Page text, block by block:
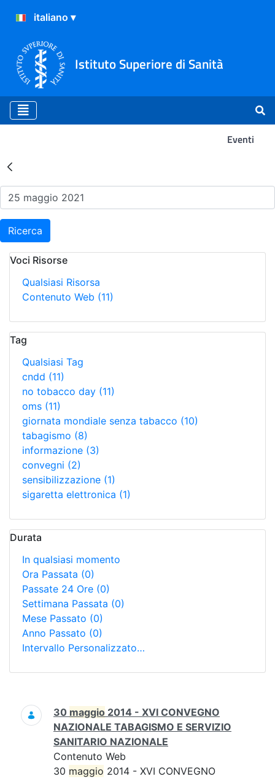
Istituto Superiore di Sanità
Eventi
Risultati della Ricerca -
Ricerca
Voci Risorse
Qualsiasi Risorsa
Contenuto Web (11)
Tag
Qualsiasi Tag
cndd (11)
no tobacco day (11)
oms (11)
giornata mondiale senza tabacco (10)
tabagismo (8)
informazione (3)
convegni (2)
sensibilizzazione (1)
sigaretta elettronica (1)
Durata
In qualsiasi momento
Ora Passata (0)
Passate 24 Ore (0)
Settimana Passata (0)
Mese Passato (0)
Anno Passato (0)
Intervallo Personalizzato…
Ricerca
30 maggio 2014 - XVI CONVEGNO
NAZIONALE TABAGISMO E SERVIZIO
SANITARIO NAZIONALE
Contenuto Web
30 maggio 2014 - XVI CONVEGNO